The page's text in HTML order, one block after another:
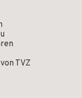
TVZ